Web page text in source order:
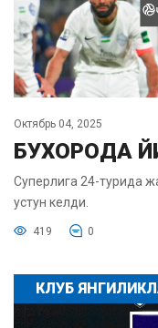
Октябрь 04, 2025
БУХОРОДА
Суперлига 24-турида
устун келди.
419 0
КЛУБ